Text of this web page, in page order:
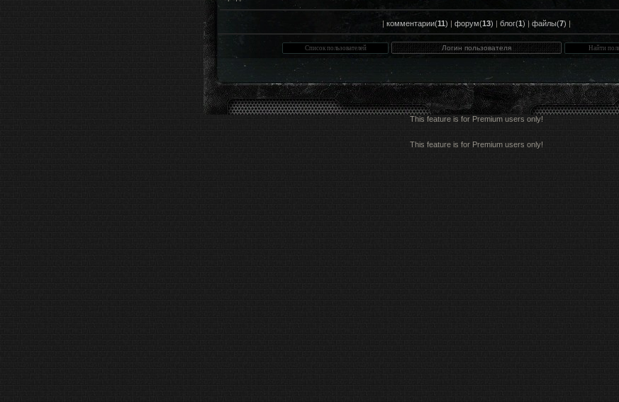
| комментарии(11) | форум(13) | блог(1) | файлы(7) |
This feature is for Premium users only!
This feature is for Premium users only!